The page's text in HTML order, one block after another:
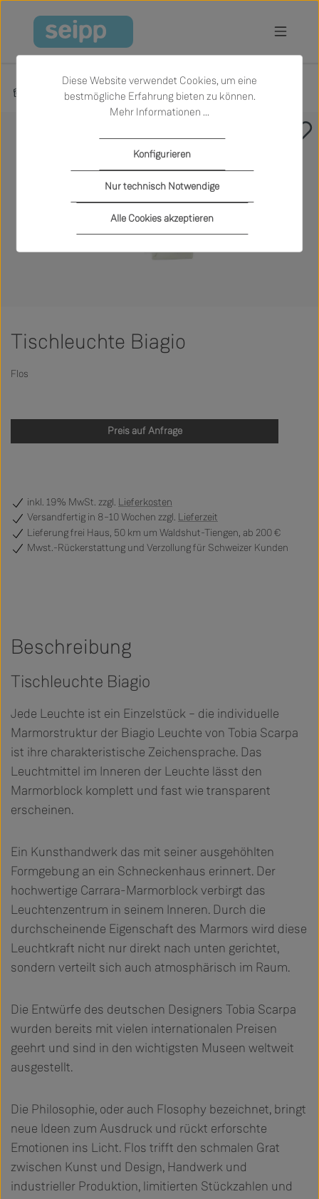
Zum Hauptinhalt springen
Produkte Licht Tischleuchten
Tischleuchte Biagio
Flos
Preis auf Anfrage
inkl. 19% MwSt. zzgl. Lieferkosten
Versandfertig in 8–10 Wochen zzgl. Lieferzeit
Lieferung frei Haus, 50 km um Waldshut-Tiengen, ab 200 €
Mwst.-Rückerstattung und Verzollung für Schweizer Kunden
Beschreibung
Tischleuchte Biagio
Jede Leuchte ist ein Einzelstück – die individuelle
Marmorstruktur der Biagio Leuchte von Tobia Scarpa
ist ihre charakteristische Zeichensprache. Das
Leuchtmittel im Inneren der Leuchte lässt den
Marmorblock komplett und fast wie transparent
erscheinen.
Ein Kunsthandwerk das mit seiner ausgehöhlten
Formgebung an ein Schneckenhaus erinnert. Der
hochwertige Carrara-Marmorblock verbirgt das
Leuchtenzentrum in seinem Inneren. Durch die
durchscheinende Eigenschaft des Marmors wird diese
Leuchtkraft nicht nur direkt nach unten gerichtet,
sondern verteilt sich auch atmosphärisch im Raum.
Die Entwürfe des deutschen Designers Tobia Scarpa
wurden bereits mit vielen internationalen Preisen
geehrt und sind in den wichtigsten Museen weltweit
ausgestellt.
Die Philosophie, oder auch Flosophy bezeichnet, bringt
neue Ideen zum Ausdruck und rückt erforschte
Emotionen ins Licht. Flos trifft den schmalen Grat
zwischen Kunst und Design, Handwerk und
industrieller Produktion, limitierten Stückzahlen und
Diese Website verwendet Cookies, um eine
bestmögliche Erfahrung bieten zu können.
Mehr Informationen ...
Nur technisch Notwendige
Konfigurieren
Alle Cookies akzeptieren